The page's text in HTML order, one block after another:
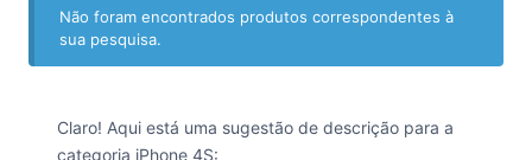
Não foram encontrados produtos correspondentes à
sua pesquisa.
Claro! Aqui está uma sugestão de descrição para a
categoria iPhone 4S: